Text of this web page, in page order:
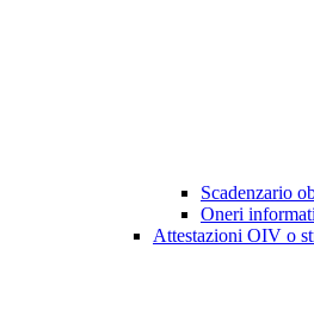
Scadenzario
Oneri
Attestazioni OIV o